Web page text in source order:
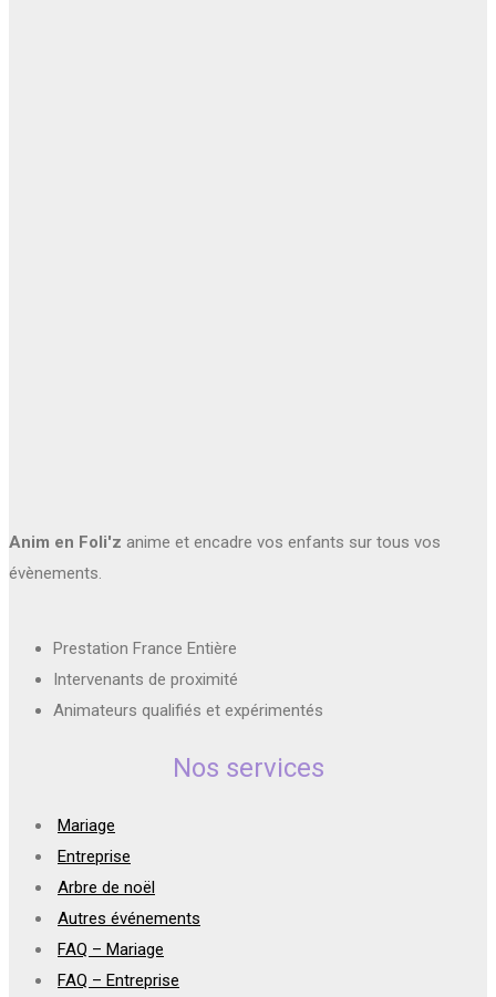
Anim en Foli'z anime et encadre vos enfants sur tous vos
évènements.
Prestation France Entière
Intervenants de proximité
Animateurs qualifiés et expérimentés
Nos services
Mariage
Entreprise
Arbre de noël
Autres événements
FAQ – Mariage
FAQ – Entreprise